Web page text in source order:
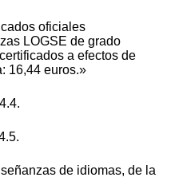
oficiales
LOGSE de grado
a efectos de
16,44 euros.»
de idiomas, de la